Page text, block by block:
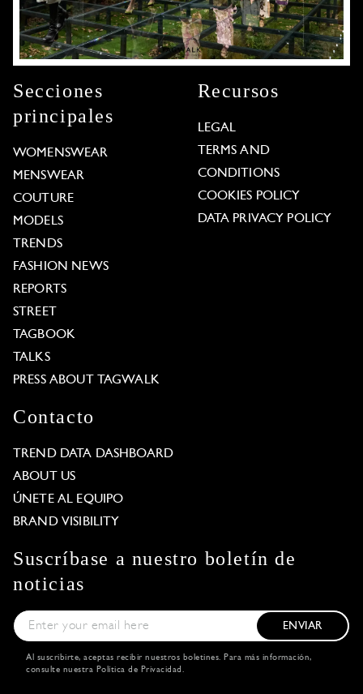
Secciones
principales
WOMENSWEAR
MENSWEAR
COUTURE
MODELS
TRENDS
FASHION NEWS
REPORTS
STREET
TAGBOOK
TALKS
PRESS ABOUT TAGWALK
Recursos
LEGAL
TERMS AND
CONDITIONS
COOKIES POLICY
DATA PRIVACY POLICY
Contacto
TREND DATA DASHBOARD
ABOUT US
ÚNETE AL EQUIPO
BRAND VISIBILITY
Suscríbase a nuestro boletín de
noticias
ENVIAR
Al suscribirte, aceptas recibir nuestros boletines. Para más información,
consulte nuestra Política de Privacidad .